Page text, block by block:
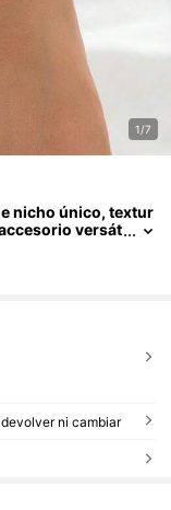
1/7
nicho único, textur
versát
ni cambiar